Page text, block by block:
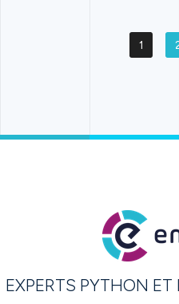
1
EXPERTS PYTHON